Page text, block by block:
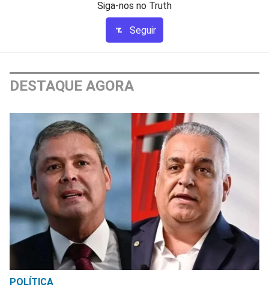
Siga-nos no Truth
Seguir
DESTAQUE AGORA
POLÍTICA